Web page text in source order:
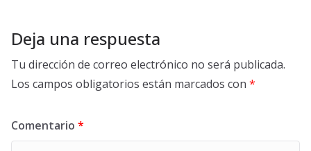
Deja una respuesta
Tu dirección de correo electrónico no será publicada.
Los campos obligatorios están marcados con *
Comentario *